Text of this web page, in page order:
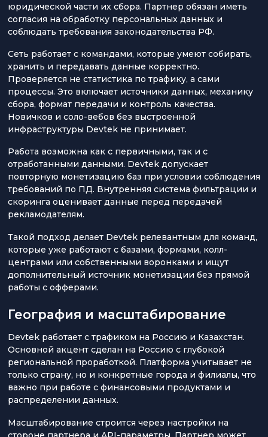
юридической части их сбора. Партнер обязан иметь
согласия на обработку персональных данных и
соблюдать требования законодательства РФ.
Сеть работает с командами, которые умеют собирать,
хранить и передавать данные корректно.
Проверяется не статистика по трафику, а сами
процессы. Это включает источники данных, механику
сбора, формат передачи и контроль качества.
Новичков и соло-вебов без выстроенной
инфраструктуры Devtek не принимает.
Работа возможна как с первичными, так и с
отработанными данными. Devtek допускает
повторную монетизацию баз при условии соблюдения
требований по ПД. Внутренняя система фильтрации и
скоринга оценивает данные перед передачей
рекламодателям.
Такой подход делает Devtek релевантным для команд,
которые уже работают с базами, формами, колл-
центрами или собственными воронками и ищут
дополнительный источник монетизации без прямой
работы с офферами.
География и масштабирование
Devtek работает с трафиком на Россию и Казахстан.
Основной акцент сделан на Россию с глубокой
региональной проработкой. Платформа учитывает не
только страну, но и конкретные города и филиалы, что
важно при работе с финансовыми продуктами и
распределении данных.
Масштабирование строится через настройки на